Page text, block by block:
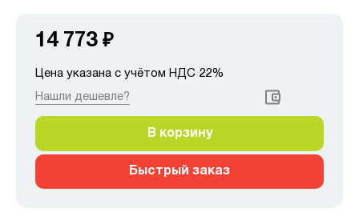
14 773 ₽
Цена указана с учётом НДС 22%
Нашли дешевле?
В корзину
Быстрый заказ